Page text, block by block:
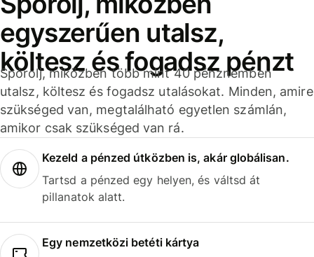
egyszerűen utalsz,
költesz és fogadsz pénzt
Spórolj, miközben több mint 40 pénznemben
utalsz, költesz és fogadsz utalásokat. Minden, amire
szükséged van, megtalálható egyetlen számlán,
amikor csak szükséged van rá.
Kezeld a pénzed útközben is, akár globálisan.
Tartsd a pénzed egy helyen, és váltsd át
pillanatok alatt.
Egy nemzetközi betéti kártya